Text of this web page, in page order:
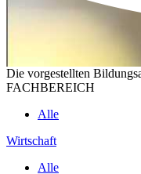
Die vorgestellten
FACHBEREICH
Alle
Wirtschaft
Alle